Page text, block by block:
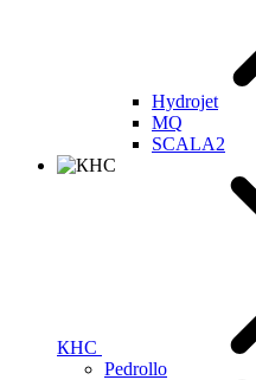
Hydrojet
MQ
SCALA2
КНС
Pedrollo